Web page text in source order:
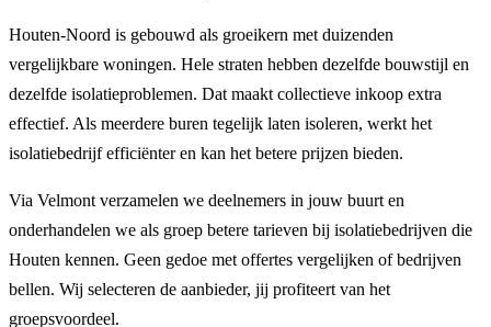
Houten-Noord is gebouwd als groeikern met duizenden
vergelijkbare woningen. Hele straten hebben dezelfde bouwstijl en
dezelfde isolatieproblemen. Dat maakt collectieve inkoop extra
effectief. Als meerdere buren tegelijk laten isoleren, werkt het
isolatiebedrijf efficiënter en kan het betere prijzen bieden.
Via Velmont verzamelen we deelnemers in jouw buurt en
onderhandelen we als groep betere tarieven bij isolatiebedrijven die
Houten kennen. Geen gedoe met offertes vergelijken of bedrijven
bellen. Wij selecteren de aanbieder, jij profiteert van het
groepsvoordeel.